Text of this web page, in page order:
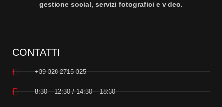
gestione social, servizi fotografici e video.
CONTATTI
+39 328 2715 325
8:30 – 12:30 / 14:30 – 18:30